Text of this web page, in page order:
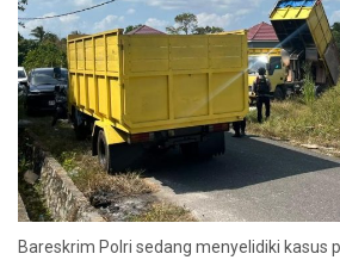
Bareskrim Polri sedang menyelidiki kasus